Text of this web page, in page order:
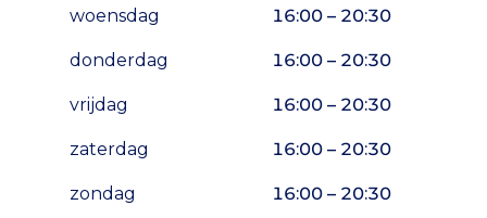
woensdag 16:00 – 20:30
donderdag 16:00 – 20:30
vrijdag 16:00 – 20:30
zaterdag 16:00 – 20:30
zondag 16:00 – 20:30